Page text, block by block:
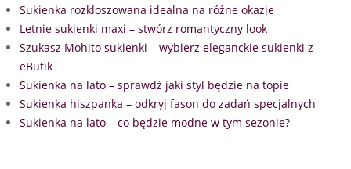
Sukienka rozkloszowana idealna na różne okazje
Letnie sukienki maxi – stwórz romantyczny look
Szukasz Mohito sukienki – wybierz eleganckie sukienki z
eButik
Sukienka na lato – sprawdź jaki styl będzie na topie
Sukienka hiszpanka – odkryj fason do zadań specjalnych
Sukienka na lato – co będzie modne w tym sezonie?